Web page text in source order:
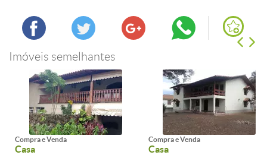
Imóveis semelhantes
Compra e Venda
Casa
Compra e Venda
Casa